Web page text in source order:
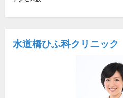
水道橋ひふ科クリニック